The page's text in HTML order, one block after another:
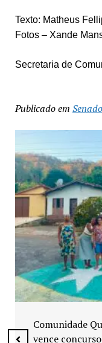
Texto: Matheus
Fotos – Xande
Secretaria de
Publicado em
Exposição
espaços